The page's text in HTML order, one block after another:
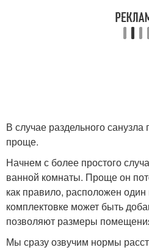
В случае раздельного санузла
проще.
Начнем с более простого
ванной комнаты. Проще он
как правило, расположен
комплектовке может быть
позволяют размеры
Мы сразу озвучим нормы